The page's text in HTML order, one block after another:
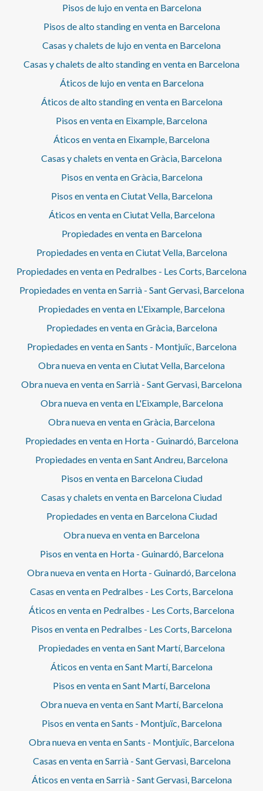
este piso en venta en Avenida de Sarrià o para concertar
una visita privada, contacte con aProperties Real Estate.
Pisos de lujo en venta en Barcelona
Pisos de alto standing en venta en Barcelona
Casas y chalets de lujo en venta en Barcelona
Casas y chalets de alto standing en venta en Barcelona
Áticos de lujo en venta en Barcelona
Áticos de alto standing en venta en Barcelona
Pisos en venta en Eixample, Barcelona
Áticos en venta en Eixample, Barcelona
Casas y chalets en venta en Gràcia, Barcelona
Pisos en venta en Gràcia, Barcelona
Pisos en venta en Ciutat Vella, Barcelona
Áticos en venta en Ciutat Vella, Barcelona
Propiedades en venta en Barcelona
Propiedades en venta en Ciutat Vella, Barcelona
Propiedades en venta en Pedralbes - Les Corts, Barcelona
Propiedades en venta en Sarrià - Sant Gervasi, Barcelona
Propiedades en venta en L'Eixample, Barcelona
Propiedades en venta en Gràcia, Barcelona
Propiedades en venta en Sants - Montjuïc, Barcelona
Obra nueva en venta en Ciutat Vella, Barcelona
Obra nueva en venta en Sarrià - Sant Gervasi, Barcelona
Obra nueva en venta en L'Eixample, Barcelona
Obra nueva en venta en Gràcia, Barcelona
Propiedades en venta en Horta - Guinardó, Barcelona
Propiedades en venta en Sant Andreu, Barcelona
Pisos en venta en Barcelona Ciudad
Casas y chalets en venta en Barcelona Ciudad
Propiedades en venta en Barcelona Ciudad
Obra nueva en venta en Barcelona
Pisos en venta en Horta - Guinardó, Barcelona
Obra nueva en venta en Horta - Guinardó, Barcelona
Casas en venta en Pedralbes - Les Corts, Barcelona
Áticos en venta en Pedralbes - Les Corts, Barcelona
Pisos en venta en Pedralbes - Les Corts, Barcelona
Propiedades en venta en Sant Martí, Barcelona
Áticos en venta en Sant Martí, Barcelona
Pisos en venta en Sant Martí, Barcelona
Obra nueva en venta en Sant Martí, Barcelona
Pisos en venta en Sants - Montjuïc, Barcelona
Obra nueva en venta en Sants - Montjuïc, Barcelona
Casas en venta en Sarrià - Sant Gervasi, Barcelona
Áticos en venta en Sarrià - Sant Gervasi, Barcelona